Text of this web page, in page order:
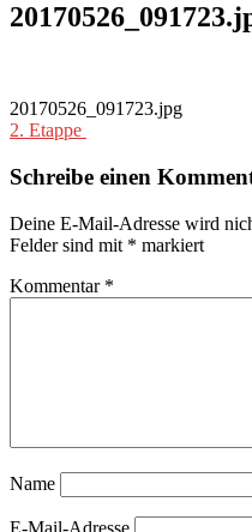
für für
20170526_091723.jpg
Beitragsnavigation
2. Etappe
Schreibe einen
Deine E-Mail-Adresse wird
Felder sind mit * markiert
Kommentar *
Name
E-Mail-Adresse